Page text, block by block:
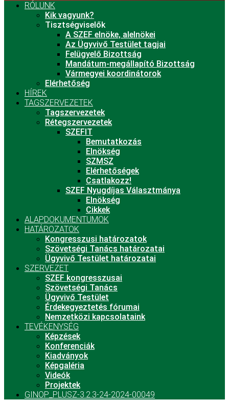
RÓLUNK
Kik vagyunk?
Tisztségviselők
A SZEF elnöke, alelnökei
Az Ügyvivő Testület tagjai
Felügyelő Bizottság
Mandátum-megállapító Bizottság
Vármegyei koordinátorok
Elérhetőség
HÍREK
TAGSZERVEZETEK
Tagszervezetek
Rétegszervezetek
SZEFIT
Bemutatkozás
Elnökség
SZMSZ
Elérhetőségek
Csatlakozz!
SZEF Nyugdíjas Választmánya
Elnökség
Cikkek
ALAPDOKUMENTUMOK
HATÁROZATOK
Kongresszusi határozatok
Szövetségi Tanács határozatai
Ügyvivő Testület határozatai
SZERVEZET
SZEF kongresszusai
Szövetségi Tanács
Ügyvivő Testület
Érdekegyeztetés fórumai
Nemzetközi kapcsolataink
TEVÉKENYSÉG
Képzések
Konferenciák
Kiadványok
Képgaléria
Videók
Projektek
GINOP_PLUSZ-3.2.3-24-2024-00049